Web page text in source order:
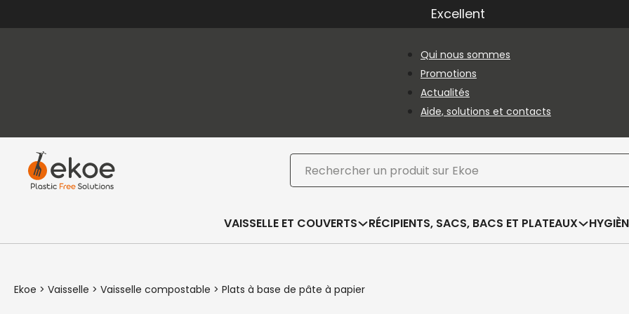
Excellent
Qui nous sommes
Promotions
Actualités
Aide, solutions et contacts
Rechercher
VAISSELLE ET COUVERTS RÉCIPIENTS, SACS, BACS ET PLATEAUX
Ekoe > Vaisselle > Vaisselle compostable > Plats à base de pâte à papier